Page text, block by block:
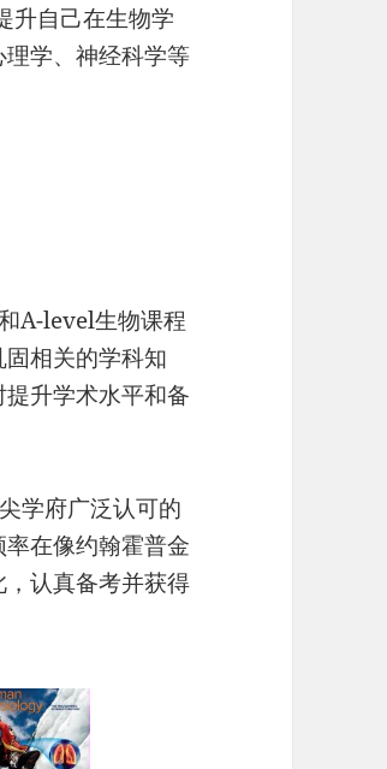
升自己在生物学
学、神经科学等
A-level生物课程
相关的学科知
升学术水平和备
学府广泛认可的
在像约翰霍普金
认真备考并获得